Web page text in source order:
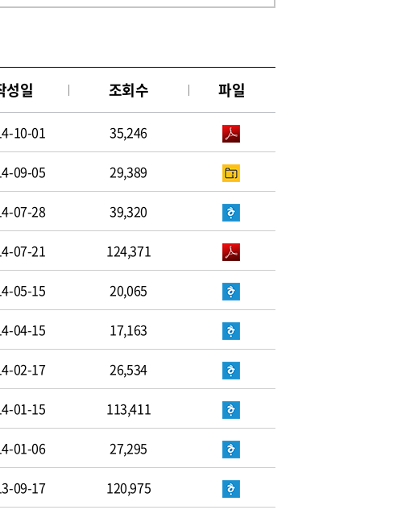
성일 조회수 파일
10-01 35,246
09-05 29,389
07-28 39,320
07-21 124,371
05-15 20,065
04-15 17,163
02-17 26,534
01-15 113,411
01-06 27,295
09-17 120,975